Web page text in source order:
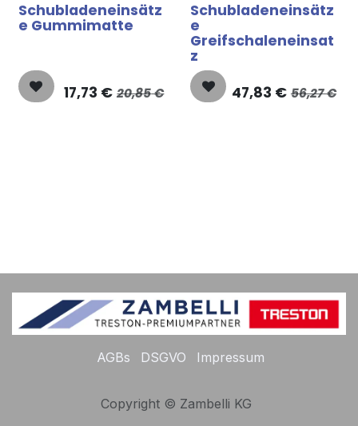
Schubladeneinsätz
e Gummimatte
17,73 € 20,85€
Schubladeneinsätz
e
Greifschaleneinsat
z
47,83 € 56,27€
AGBs DSGVO Impressum
Copyright © Zambelli KG